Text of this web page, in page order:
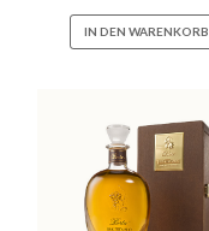
IN DEN WARENKORB